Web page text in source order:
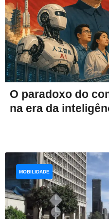
O paradoxo do
na era da
MOBILIDADE